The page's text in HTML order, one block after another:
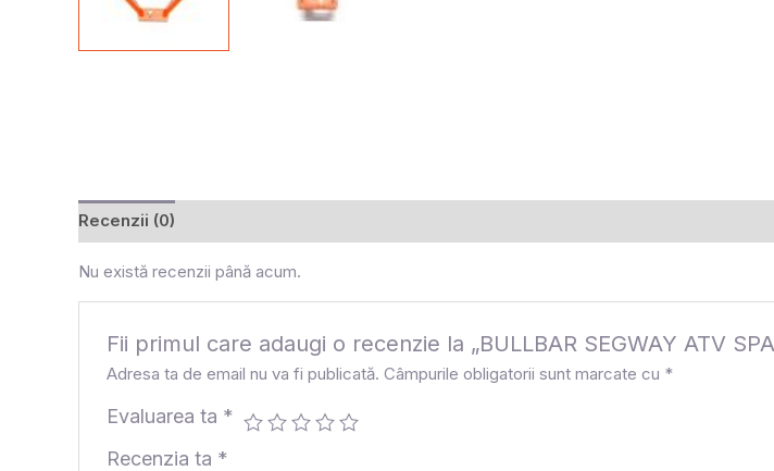
Recenzii (0)
Nu există recenzii până acum.
Fii primul care adaugi o recenzie la „BULLBAR SEGWAY ATV
Adresa ta de email nu va fi publicată. Câmpurile obligatorii sunt marcate cu *
Evaluarea ta *
Recenzia ta *